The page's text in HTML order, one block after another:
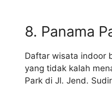
8. Panama
Daftar wisata indoor
yang tidak kalah
Park di Jl. Jend.